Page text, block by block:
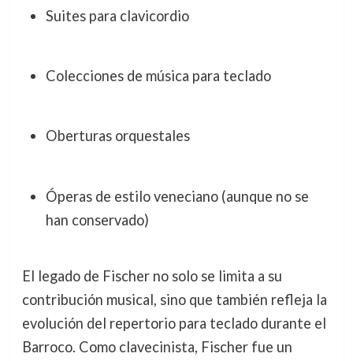
Suites para clavicordio
Colecciones de música para teclado
Oberturas orquestales
Óperas de estilo veneciano (aunque no se
han conservado)
El legado de Fischer no solo se limita a su
contribución musical, sino que también refleja la
evolución del repertorio para teclado durante el
Barroco. Como clavecinista, Fischer fue un